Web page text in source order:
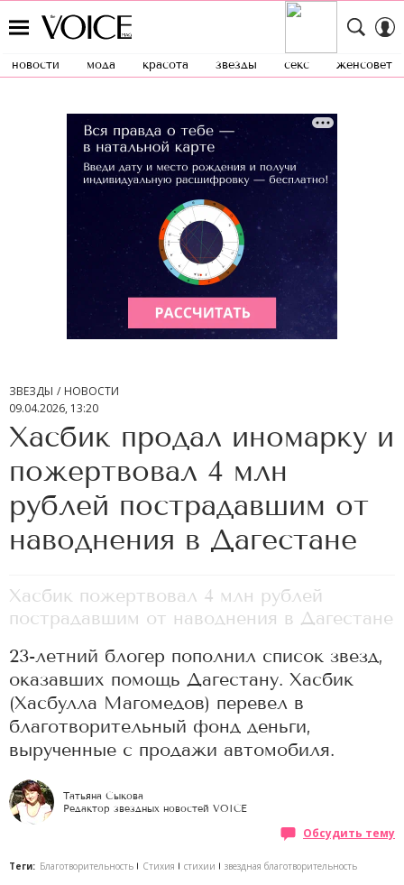
новости мода красота звезды секс женсовет
ЗВЕЗДЫ
НОВОСТИ
09.04.2026, 13:20
Хасбик продал иномарку и
пожертвовал 4 млн
рублей пострадавшим от
наводнения в Дагестане
Хасбик пожертвовал 4 млн рублей
пострадавшим от наводнения в Дагестане
23-летний блогер пополнил список звезд,
оказавших помощь Дагестану. Хасбик
(Хасбулла Магомедов) перевел в
благотворительный фонд деньги,
вырученные с продажи автомобиля.
Татьяна Сыкова
Редактор звездных новостей VOICE
Обсудить тему
Теги: Благотворительность Стихия стихии звездная благотворительность